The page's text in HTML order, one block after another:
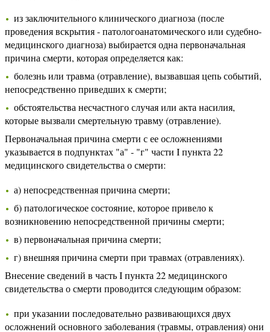
из заключительного клинического диагноза (после
проведения вскрытия - патологоанатомического или судебно-
медицинского диагноза) выбирается одна первоначальная
причина смерти, которая определяется как:
болезнь или травма (отравление), вызвавшая цепь событий,
непосредственно приведших к смерти;
обстоятельства несчастного случая или акта насилия,
которые вызвали смертельную травму (отравление).
Первоначальная причина смерти с ее осложнениями
указывается в подпунктах "а" - "г" части I пункта 22
медицинского свидетельства о смерти:
а) непосредственная причина смерти;
б) патологическое состояние, которое привело к
возникновению непосредственной причины смерти;
в) первоначальная причина смерти;
г) внешняя причина смерти при травмах (отравлениях).
Внесение сведений в часть I пункта 22 медицинского
свидетельства о смерти проводится следующим образом:
при указании последовательно развивающихся двух
осложнений основного заболевания (травмы, отравления) они